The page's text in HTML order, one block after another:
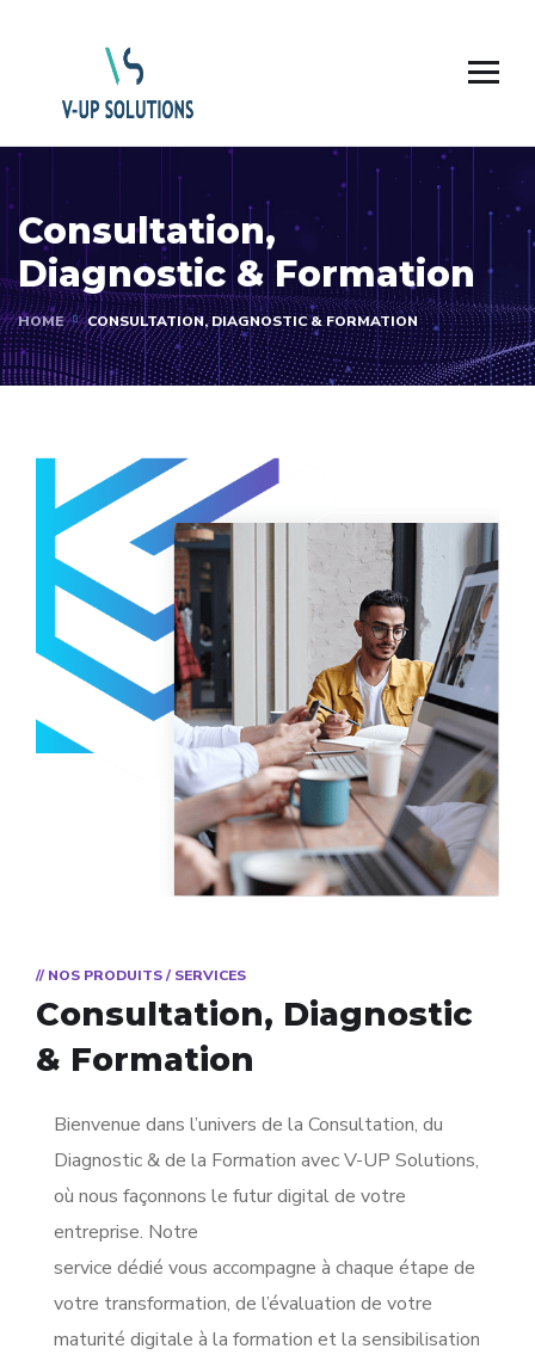
Consultation,
Diagnostic & Formation
HOME CONSULTATION, DIAGNOSTIC & FORMATION
// NOS PRODUITS / SERVICES
Consultation, Diagnostic
& Formation
Bienvenue dans l’univers de la Consultation, du
Diagnostic & de la Formation avec V-UP Solutions,
où nous façonnons le futur digital de votre
entreprise. Notre
service dédié vous accompagne à chaque étape de
votre transformation, de l’évaluation de votre
maturité digitale à la formation et la sensibilisation